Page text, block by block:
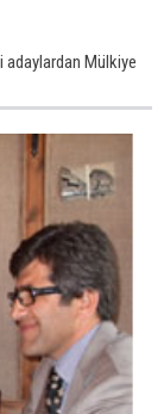
Mülkiye